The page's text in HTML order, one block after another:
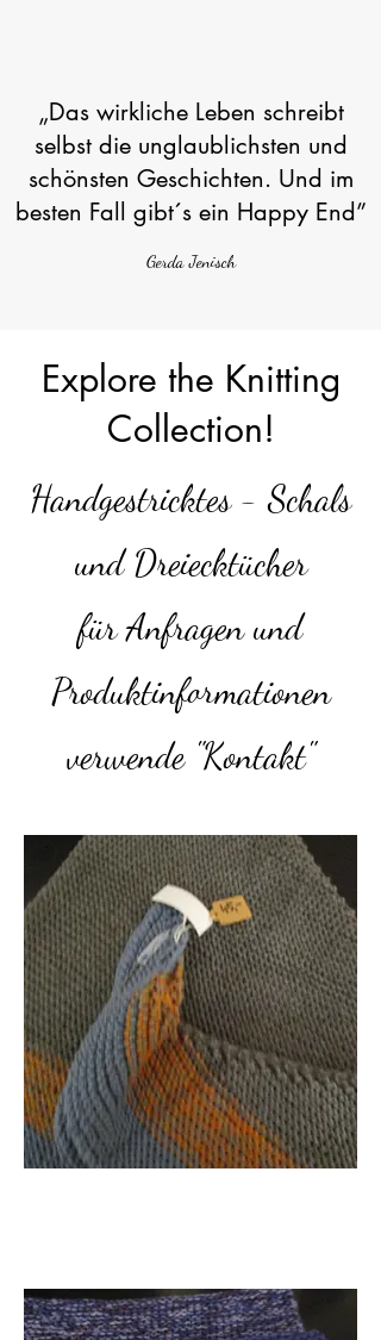
„Das wirkliche Leben schreibt
selbst die unglaublichsten und
schönsten Geschichten. Und im
besten Fall gibt´s ein Happy End”
Gerda Jenisch
Explore the Knitting
Collection!
Handgestricktes - Schals
und Dreiecktücher
für Anfragen und
Produktinformationen
verwende "Kontakt"